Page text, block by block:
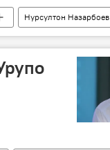
Нурсултон Назарбоев